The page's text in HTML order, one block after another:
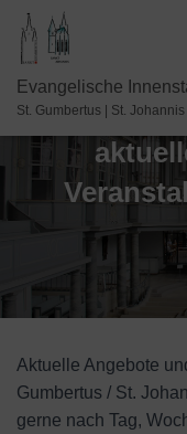
Evangelische
St. Gumbertus | St. Johannis
Aktuelle Angebote
Gumbertus / St.
gerne nach Tag,